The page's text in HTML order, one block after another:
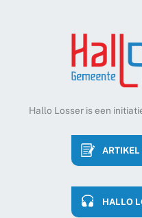
Hallo Losser is een
ARTIKEL
HALLO